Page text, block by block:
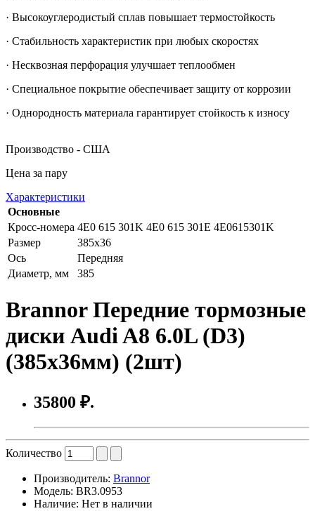
· Высокоуглеродистый сплав повышает термостойкость
· Стабильность характеристик при любых скоростях
· Несквозная перфорация улучшает теплообмен
· Специальное покрытие обеспечивает защиту от коррозии
· Однородность материала гарантирует стойкость к износу
Производство - США
Цена за пару
Характеристики
Основные
Кросс-номера 4E0 615 301K 4E0 615 301E 4E0615301K
Размер
385x36
Ось
Передняя
Диаметр, мм
385
Brannor Передние тормозные
диски Audi A8 6.0L (D3)
(385x36мм) (2шт)
35800 ₽.
Количество
Производитель: Brannor
Модель: BR3.0953
Наличие: Нет в наличии